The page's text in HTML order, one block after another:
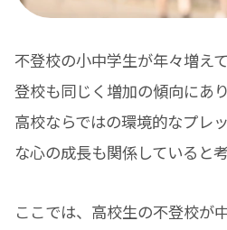
不登校の小中学生が年々増え
登校も同じく増加の傾向にあ
高校ならではの環境的なプレ
な心の成長も関係していると
ここでは、高校生の不登校が